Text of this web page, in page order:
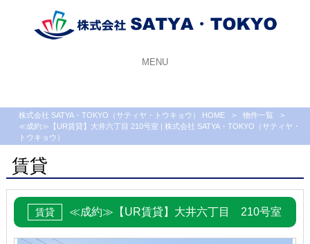
MENU
株式会社 SATYA・TOKYO（サティヤ・トウキョウ） HOME > 物件一覧
>
≪成約≫【UR賃貸】大井六丁目 210号室 | 株式会社 SATYA・TOKYO（サティヤ・
トウキョウ）
賃貸
賃貸 ≪成約≫【UR賃貸】大井六丁目 210号室